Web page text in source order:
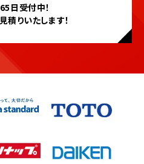
日受付中！
積りいたします！